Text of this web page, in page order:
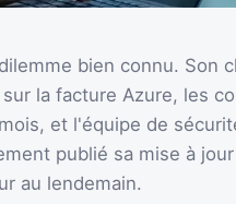
bien connu. Son
la facture Azure, les
et l'équipe de
publié sa mise à jour
au lendemain.